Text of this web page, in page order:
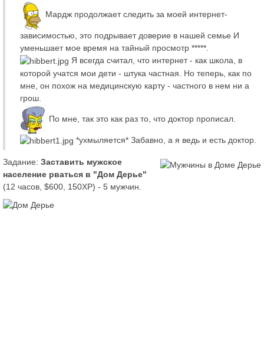
Мардж продолжает следить за моей интернет-
зависимостью, это подрывает доверие в нашей семье И
уменьшает мое время на тайный просмотр *****.
Я всегда считал, что интернет - как школа, в
которой учатся мои дети - штука частная. Но теперь, как по
мне, он похож на медицинскую карту - частного в нем ни а
грош.
По мне, так это как раз то, что доктор прописал.
*ухмыляется* Забавно, а я ведь и есть доктор.
Задание: Заставить мужское
население рваться в "Дом Дерье"
(12 часов, $600, 150XP) - 5 мужчин.